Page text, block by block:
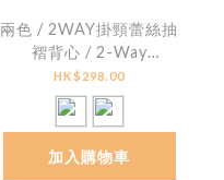
兩色 / 2WAY掛頸蕾絲抽
褶背心 / 2-Way
Textured Lace Ruched
Halter Top
HK$298.00
加入購物車